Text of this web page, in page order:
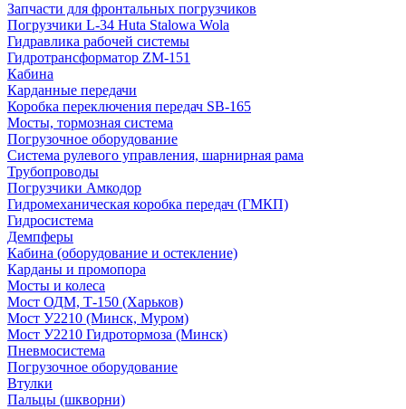
Запчасти для фронтальных погрузчиков
Погрузчики L-34 Huta Stalowa Wola
Гидравлика рабочей системы
Гидротрансформатор ZM-151
Кабина
Карданные передачи
Коробка переключения передач SB-165
Мосты, тормозная система
Погрузочное оборудование
Система рулевого управления, шарнирная рама
Трубопроводы
Погрузчики Амкодор
Гидромеханическая коробка передач (ГМКП)
Гидросистема
Демпферы
Кабина (оборудование и остекление)
Карданы и промопора
Мосты и колеса
Мост ОДМ, Т-150 (Харьков)
Мост У2210 (Минск, Муром)
Мост У2210 Гидротормоза (Минск)
Пневмосистема
Погрузочное оборудование
Втулки
Пальцы (шкворни)